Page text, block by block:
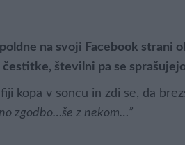
na svoji Facebook strani
številni pa se
kopa v soncu in zdi se, da
zgodbo…še z nekom…”